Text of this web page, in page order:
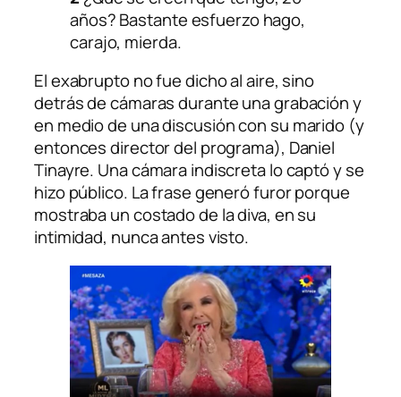
años? Bastante esfuerzo hago,
carajo, mierda.
El exabrupto no fue dicho al aire, sino
detrás de cámaras durante una grabación y
en medio de una discusión con su marido (y
entonces director del programa), Daniel
Tinayre. Una cámara indiscreta lo captó y se
hizo público. La frase generó furor porque
mostraba un costado de la diva, en su
intimidad, nunca antes visto.